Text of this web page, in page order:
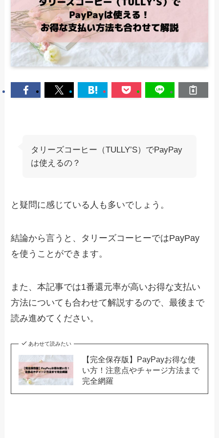
タリーズコーヒー（TULLY’S）でPayPay
は使えるの？
と疑問に感じている人も多いでしょう。
結論から言うと、タリーズコーヒーではPayPay
を使うことができます。
また、本記事では1番還元率が高いお得な支払い
方法についても合わせて解説するので、最後まで
読み進めてください。
あわせて読みたい
【完全保存版】PayPayお得な使
い方！注意点やチャージ方法まで
完全網羅